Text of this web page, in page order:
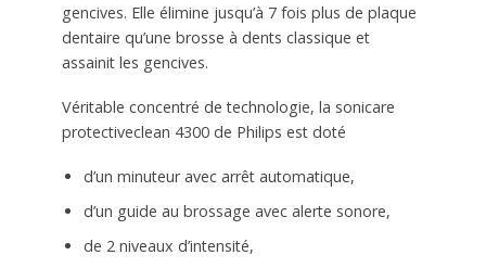
gencives. Elle élimine jusqu’à 7 fois plus de plaque
dentaire qu’une brosse à dents classique et
assainit les gencives.
Véritable concentré de technologie, la sonicare
protectiveclean 4300 de Philips est doté
d’un minuteur avec arrêt automatique,
d’un guide au brossage avec alerte sonore,
de 2 niveaux d’intensité,